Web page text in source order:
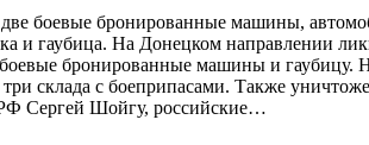
боевые бронированные машины,
и гаубица. На Донецком направлении
бронированные машины и
склада с боеприпасами. Также
Сергей Шойгу, российские…